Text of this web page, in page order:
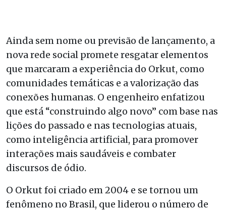
Ainda sem nome ou previsão de lançamento, a
nova rede social promete resgatar elementos
que marcaram a experiência do Orkut, como
comunidades temáticas e a valorização das
conexões humanas. O engenheiro enfatizou
que está “construindo algo novo” com base nas
lições do passado e nas tecnologias atuais,
como inteligência artificial, para promover
interações mais saudáveis e combater
discursos de ódio.
O Orkut foi criado em 2004 e se tornou um
fenômeno no Brasil, que liderou o número de